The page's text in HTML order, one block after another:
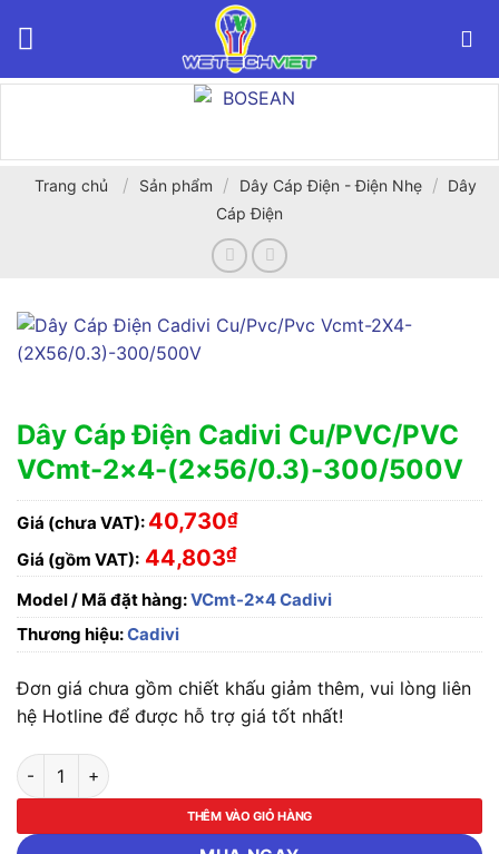
Trang chủ / Sản phẩm / Dây Cáp Điện - Điện Nhẹ / Dây
Cáp Điện
Dây Cáp Điện Cadivi Cu/PVC/PVC
VCmt-2×4-(2×56/0.3)-300/500V
Giá (chưa VAT): 40,730₫
Giá (gồm VAT): 44,803₫
Model / Mã đặt hàng:VCmt-2x4 Cadivi
Thương hiệu:Cadivi
Đơn giá chưa gồm chiết khấu giảm thêm, vui lòng liên
hệ Hotline để được hỗ trợ giá tốt nhất!
Dây Cáp Điện Cadivi Cu/PVC/PVC VCmt-2x4-(2x56/0.3)-
THÊM VÀO GIỎ HÀNG